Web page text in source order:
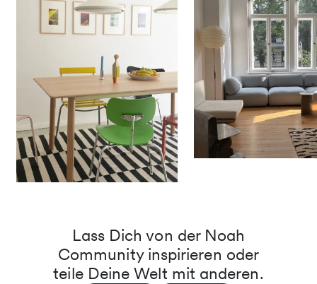
Lass Dich von der Noah
Community inspirieren oder
teile Deine Welt mit anderen.